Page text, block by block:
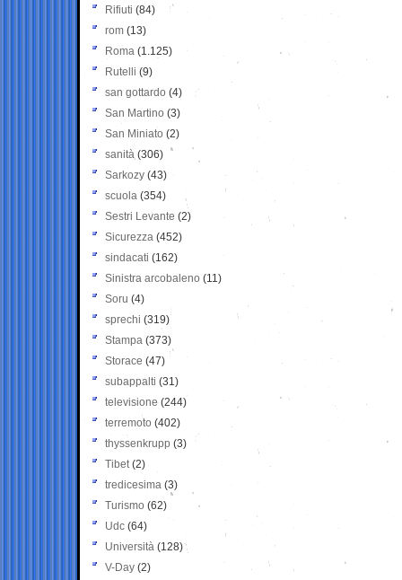
Rifiuti (84)
rom (13)
Roma (1.125)
Rutelli (9)
san gottardo (4)
San Martino (3)
San Miniato (2)
sanità (306)
Sarkozy (43)
scuola (354)
Sestri Levante (2)
Sicurezza (452)
sindacati (162)
Sinistra arcobaleno (11)
Soru (4)
sprechi (319)
Stampa (373)
Storace (47)
subappalti (31)
televisione(244)
terremoto (402)
thyssenkrupp (3)
Tibet(2)
tredicesima (3)
Turismo (62)
Udc (64)
Università (128)
V-Day (2)